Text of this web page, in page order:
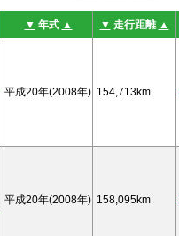
▼ 年式 ▲ ▼ 走行距離 ▲
平成20年(2008年) 154,713km
平成20年(2008年) 158,095km